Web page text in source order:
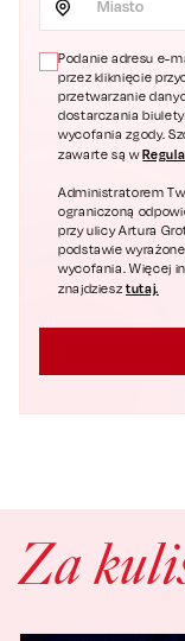
Miasto
Podanie adresu e-
przez kliknięcie
przetwarzanie
dostarczania
wycofania zgody.
zawarte są w
Administratorem
ograniczoną
przy ulicy Artura
podstawie
wycofania. Więcej
znajdziesztutaj.
Za